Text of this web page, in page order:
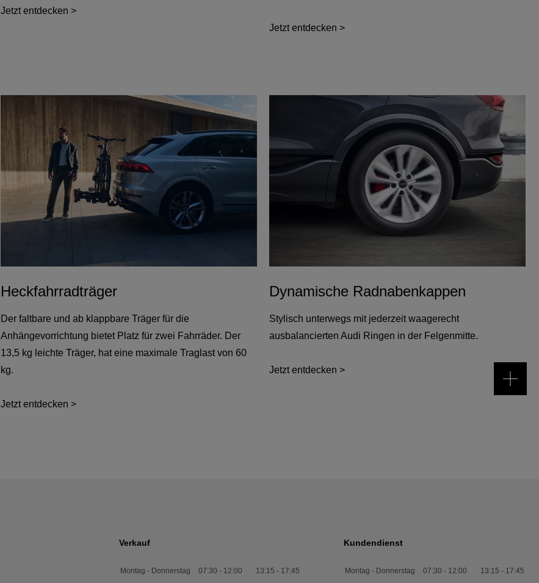
Jetzt entdecken >
Jetzt entdecken >
Heckfahrradträger
Der faltbare und ab klappbare Träger für die
Anhängevorrichtung bietet Platz für zwei Fahrräder. Der
13,5 kg leichte Träger, hat eine maximale Traglast von 60
kg.
Jetzt entdecken >
Dynamische Radnabenkappen
Stylisch unterwegs mit jederzeit waagerecht
ausbalancierten Audi Ringen in der Felgenmitte.
Jetzt entdecken >
Verkauf
Montag - Donnerstag 07:30 - 12:00 13:15 - 17:45
Kundendienst
Montag - Donnerstag 07:30 - 12:00 13:15 - 17:45